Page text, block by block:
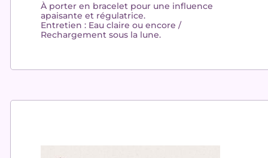
À porter en bracelet pour une influence
apaisante et régulatrice.
Entretien : Eau claire ou encore /
Rechargement sous la lune.